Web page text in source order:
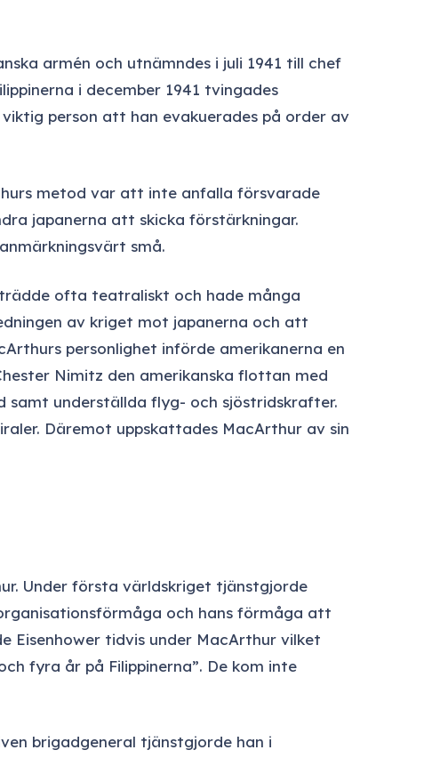
armén och utnämndes i juli 1941 till chef
i december 1941 tvingades
person att han evakuerades på order av
metod var att inte anfalla försvarade
japanerna att skicka förstärkningar.
små.
ofta teatraliskt och hade många
av kriget mot japanerna och att
personlighet införde amerikanerna en
Nimitz den amerikanska flottan med
samt underställda flyg- och sjöstridskrafter.
Däremot uppskattades MacArthur av sin
Under första världskriget tjänstgjorde
och hans förmåga att
Eisenhower tidvis under MacArthur vilket
fyra år på Filippinerna”. De kom inte
brigadgeneral tjänstgjorde han i